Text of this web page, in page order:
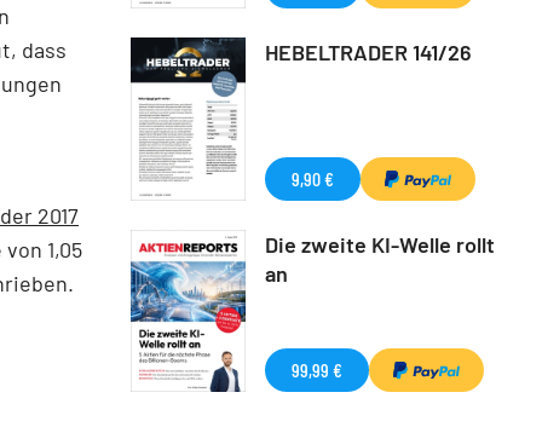
dass
der 2017
1,05
HEBELTRADER 141/26
9,90 €
Die zweite KI-Welle rollt
an
99,99 €